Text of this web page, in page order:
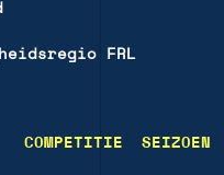
FRL
COMPETITIE SEIZOEN